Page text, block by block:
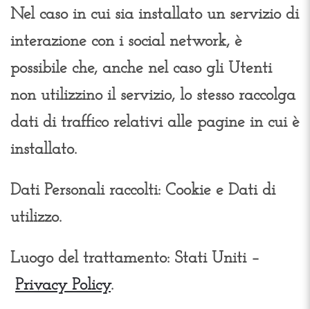
Nel caso in cui sia installato un servizio di
interazione con i social network, è
possibile che, anche nel caso gli Utenti
non utilizzino il servizio, lo stesso raccolga
dati di traffico relativi alle pagine in cui è
installato.
Dati Personali raccolti: Cookie e Dati di
utilizzo.
Luogo del trattamento: Stati Uniti –
Privacy Policy.